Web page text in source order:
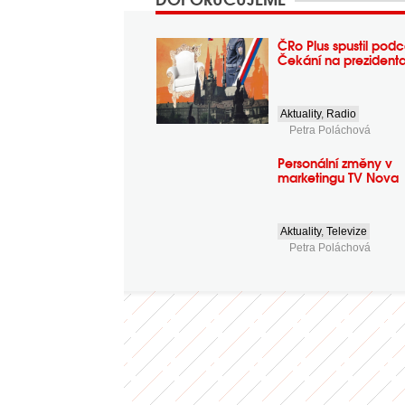
ČRo Plus spustil
Čekání na
Aktuality, Radio
Petra Poláchová
Personální změny v
marketingu TV Nova
Aktuality,Televize
Petra Poláchová